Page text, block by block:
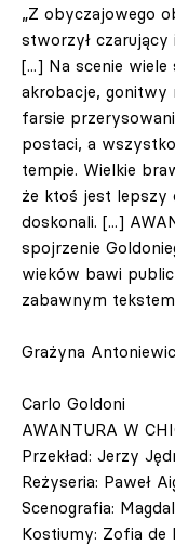
„Z obyczajowego
stworzył czarujący
[...] Na scenie
akrobacje, gonitwy
farsie
postaci, a
tempie. Wielkie
że ktoś jest lepszy
doskonali. [...]
spojrzenie
wieków bawi
zabawnym
Grażyna
Carlo Goldoni
AWANTURA W
Przekład: Jerzy
Reżyseria: Paweł
Scenografia:
Kostiumy: Zofia de